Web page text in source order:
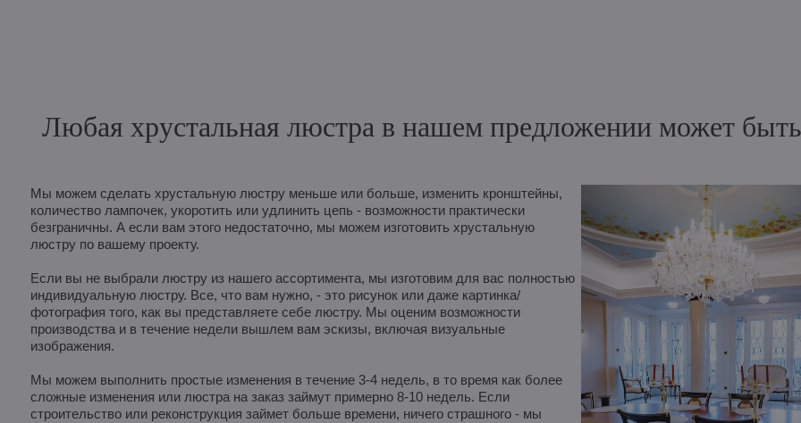
Любая хрустальная люстра в нашем предложении может быть
Мы можем сделать хрустальную люстру меньше или больше, изменить кронштейны,
количество лампочек, укоротить или удлинить цепь - возможности практически
безграничны. А если вам этого недостаточно, мы можем изготовить хрустальную
люстру по вашему проекту.
Если вы не выбрали люстру из нашего ассортимента, мы изготовим для вас полностью
индивидуальную люстру. Все, что вам нужно, - это рисунок или даже картинка/
фотография того, как вы представляете себе люстру. Мы оценим возможности
производства и в течение недели вышлем вам эскизы, включая визуальные
изображения.
Мы можем выполнить простые изменения в течение 3-4 недель, в то время как более
сложные изменения или люстра на заказ займут примерно 8-10 недель. Если
строительство или реконструкция займет больше времени, ничего страшного - мы